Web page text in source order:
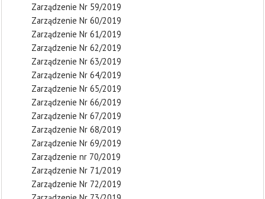
Zarządzenie Nr 59/2019
Zarządzenie Nr 60/2019
Zarządzenie Nr 61/2019
Zarządzenie Nr 62/2019
Zarządzenie Nr 63/2019
Zarządzenie Nr 64/2019
Zarządzenie Nr 65/2019
Zarządzenie Nr 66/2019
Zarządzenie Nr 67/2019
Zarządzenie Nr 68/2019
Zarządzenie Nr 69/2019
Zarządzenie nr 70/2019
Zarządzenie Nr 71/2019
Zarządzenie Nr 72/2019